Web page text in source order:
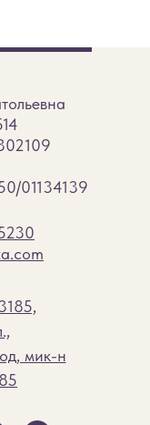
01134139
мик-н